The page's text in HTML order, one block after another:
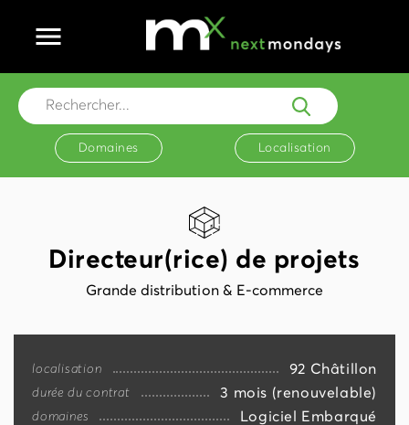
Ouvrir le menu principal
Domaines Localisation
Rechercher...
Directeur(rice) de projets
Grande distribution & E-commerce
localisation 92 Châtillon
durée du contrat 3 mois (renouvelable)
domaines Logiciel Embarqué